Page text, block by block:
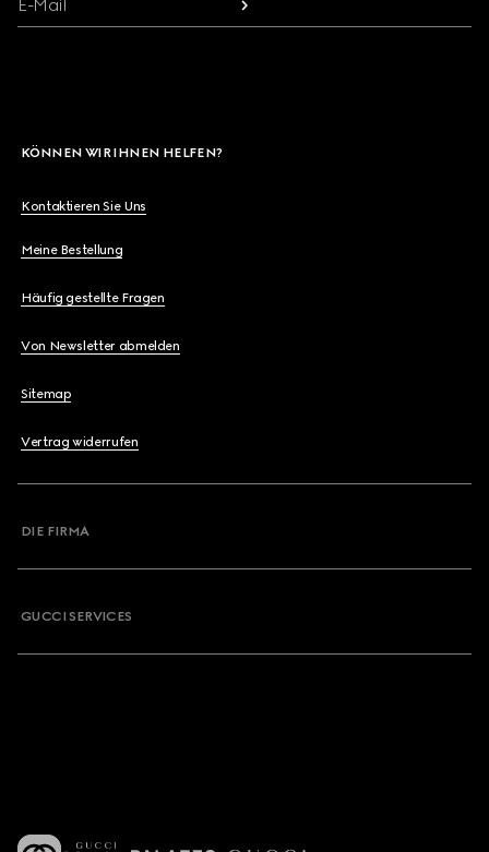
E-Mail
KÖNNEN WIR IHNEN HELFEN?
Kontaktieren Sie Uns
Meine Bestellung
Häufig gestellte Fragen
Von Newsletter abmelden
Sitemap
Vertrag widerrufen
DIE FIRMA
GUCCI SERVICES